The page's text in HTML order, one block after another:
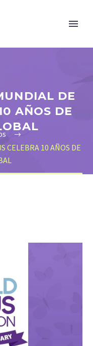
DE
AÑOS DE
CELEBRA 10 AÑOS DE